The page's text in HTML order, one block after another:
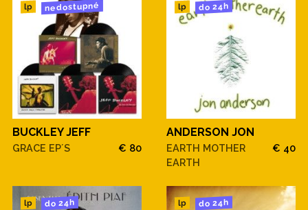
lp nedostupné
BUCKLEY JEFF
GRACE EP´S € 80
lp do 24h
ANDERSON JON
EARTH MOTHER
EARTH
€ 40
lp do 24h lp do 24h